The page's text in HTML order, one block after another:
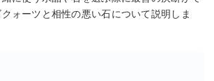
ォーツと相性の悪い石について説明しま